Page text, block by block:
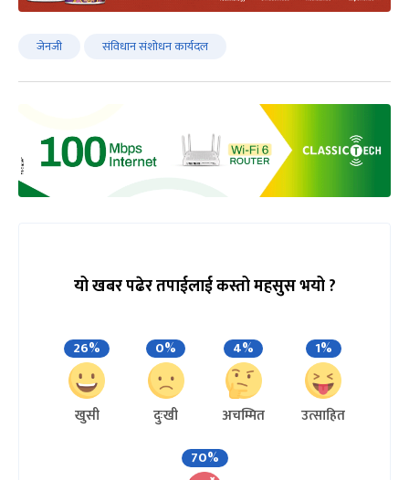
जेनजी संविधान संशोधन कार्यदल
यो खबर पढेर तपाईलाई कस्तो महसुस भयो ?
26%
खुसी
0%
दुःखी
4%
अचम्मित
1%
उत्साहित
70%